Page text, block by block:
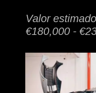
Valor
€180,000 -